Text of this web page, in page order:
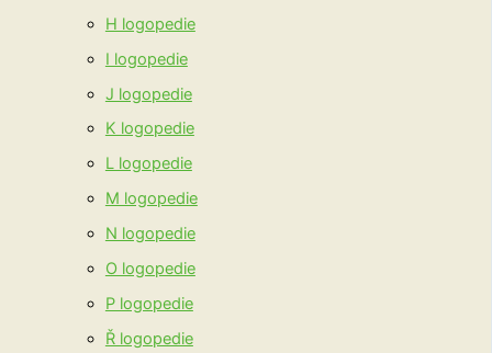
H logopedie
I logopedie
J logopedie
K logopedie
L logopedie
M logopedie
N logopedie
O logopedie
P logopedie
Ř logopedie